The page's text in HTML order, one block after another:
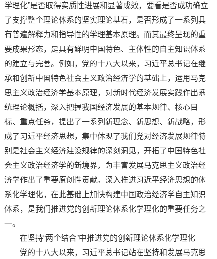
学理化”是否取得实质性进展和显著成效，要看是否成功确立
了支撑整个理论体系的坚实理论基石，是否形成了一系列具
有普遍解释力和指导性的学理基本原理。而其最终呈现的重
要成果形态，是具有鲜明中国特色、主体性的自主知识体系
的建立与完善。例如，党的十八大以来，习近平总书记在继
承和创新中国特色社会主义政治经济学的基础上，运用马克
思主义政治经济学基本原理，对新时代经济发展实践作出系
统理论概括，深入把握我国经济发展的基本规律、核心目
标、重点任务，提出了一系列新理念、新思想、新战略，形
成了习近平经济思想，集中体现了我们党对经济发展规律特
别是社会主义经济建设规律的深刻洞见，开拓了中国特色社
会主义政治经济学的新境界，为丰富发展马克思主义政治经
济学作出了重要原创性贡献。深入推进习近平经济思想的体
系化学理化，在此基础上加快构建中国政治经济学自主知识
体系，是我们推进党的创新理论体系化学理化的重要任务之
一。
在坚持“两个结合”中推进党的创新理论体系化学理化
党的十八大以来，习近平总书记站在坚持和发展马克思